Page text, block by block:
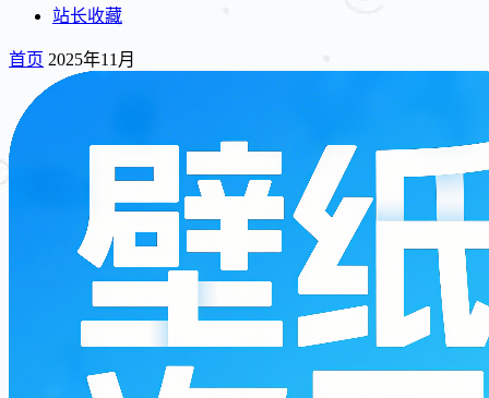
站长收藏
首页 2025年11月